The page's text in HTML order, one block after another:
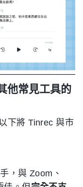
他常見工具的
下將 Tinrec 與市
，與 Zoom、